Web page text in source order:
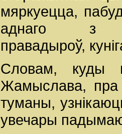
мяркуецца,
аднаго з
правадыроў,
Словам, куды
Жамыслава,
туманы,
увечары